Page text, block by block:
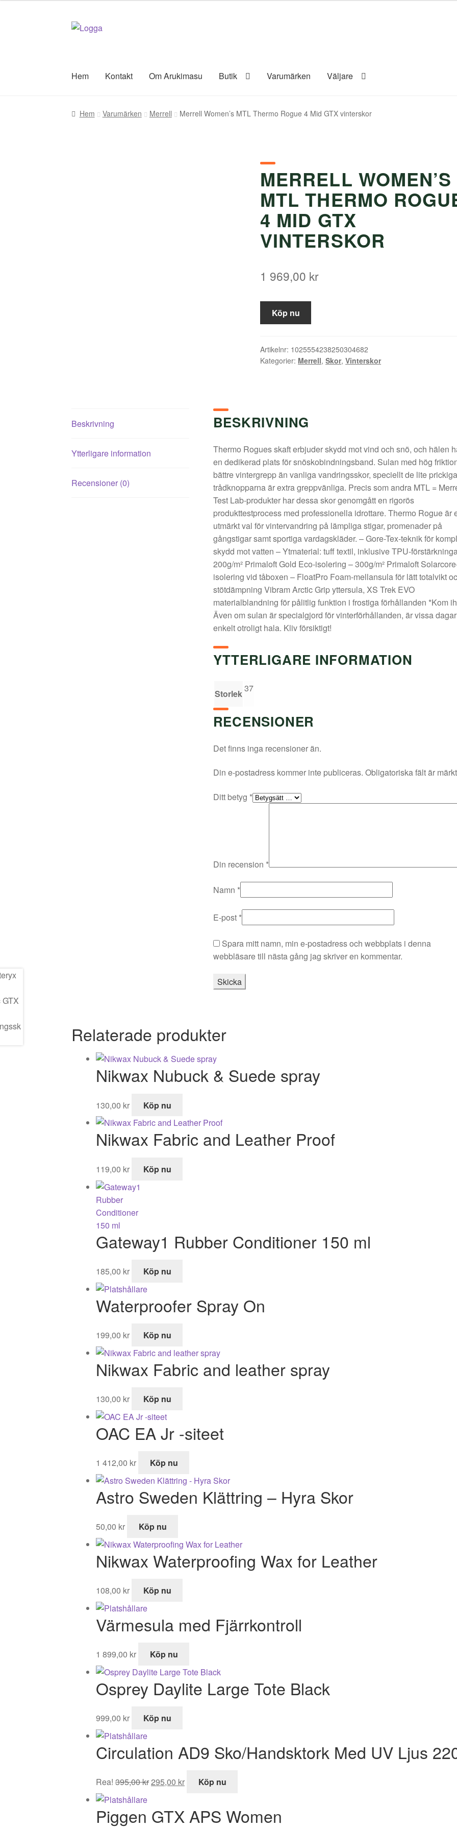
Hoppa
Hoppa
Hem
Kontakt Om Arukimasu Butik Varumärken Väljare
Hem Varumärken Merrell Merrell Women’s MTL Thermo Rogue 4 Mid GTX vinterskor
MERRELL WOMEN’S
MTL THERMO
4 MID GTX
VINTERSKOR
1 969,00 kr
Köp nu
Artikelnr: 1025554238250304682
Kategorier: Merrell,Skor,Vinterskor
Beskrivning
Ytterligare information
Recensioner (0)
BESKRIVNING
Thermo Rogues skaft erbjuder skydd mot vind och snö, och hälen
en dedikerad plats för snöskobindningsband. Sulan med hög
bättre vintergrepp än vanliga vandringsskor, speciellt de lite prickiga
trådknopparna är extra greppvänliga. Precis som andra MTL =
Test Lab-produkter har dessa skor genomgått en rigorös
produkttestprocess med professionella idrottare. Thermo Rogue är
utmärkt val för vintervandring på lämpliga stigar, promenader på
gångstigar samt sportiga vardagskläder. – Gore-Tex-teknik för
skydd mot vatten – Ytmaterial: tuff textil, inklusive TPU-
200g/m² Primaloft Gold Eco-isolering – 300g/m² Primaloft
isolering vid tåboxen – FloatPro Foam-mellansula för lätt totalvikt
stötdämpning Vibram Arctic Grip yttersula, XS Trek EVO
materialblandning för pålitlig funktion i frostiga förhållanden *Kom
Även om sulan är specialgjord för vinterförhållanden, är vissa
enkelt otroligt hala. Kliv försiktigt!
YTTERLIGARE INFORMATION
Storlek37
RECENSIONER
Det finns inga recensioner än.
Din e-postadress kommer inte publiceras. Obligatoriska fält är
Ditt betyg *
Din recension *
Namn *
E-post *
Spara mitt namn, min e-postadress och webbplats i denna
webbläsare till nästa gång jag skriver en kommentar.
Relaterade produkter
Nikwax Nubuck & Suede spray
130,00 kr Köp nu
Nikwax Fabric and Leather Proof
119,00 kr Köp nu
Gateway1 Rubber Conditioner 150 ml
185,00 kr Köp nu
Waterproofer Spray On
199,00 kr Köp nu
Nikwax Fabric and leather spray
130,00 kr Köp nu
OAC EA Jr -siteet
1 412,00 kr Köp nu
Astro Sweden Klättring – Hyra Skor
50,00 kr Köp nu
Nikwax Waterproofing Wax for Leather
108,00 kr Köp nu
Värmesula med Fjärrkontroll
1 899,00 kr Köp nu
Osprey Daylite Large Tote Black
999,00 kr Köp nu
Circulation AD9 Sko/Handsktork Med UV Ljus
Rea! 395,00kr
ursprungliga
var:
295,00 kr
nuvarande
är:
Köp nu
Piggen GTX APS Women